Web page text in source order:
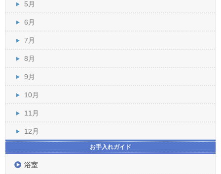
5月
6月
7月
8月
9月
10月
11月
12月
お手入れガイド
浴室